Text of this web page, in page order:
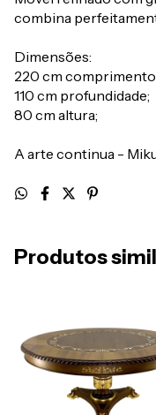
combina
Dimensões:
220 cm
110 cm profundidade;
80 cm altura;
A arte continua -
Produtos